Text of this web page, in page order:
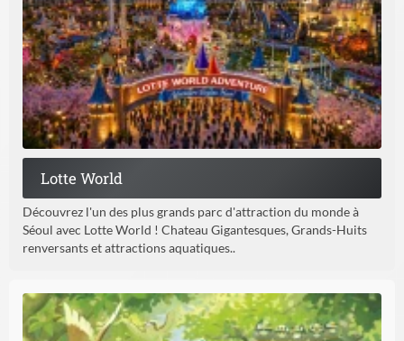
Lotte World
Découvrez l'un des plus grands parc d'attraction du monde à
Séoul avec Lotte World ! Chateau Gigantesques, Grands-Huits
renversants et attractions aquatiques..